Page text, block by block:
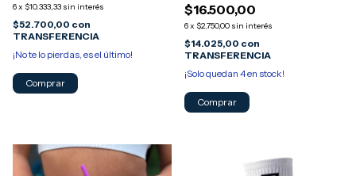
6x $10.333,33 sin interés
$52.700,00 con
TRANSFERENCIA
¡No te lo pierdas, es el último!
$16.500,00
6x $2.750,00 sin interés
$14.025,00 con
TRANSFERENCIA
¡Solo quedan 4en stock!
Comprar